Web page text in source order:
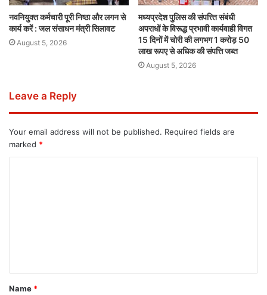
नवनियुक्त कर्मचारी पूरी निष्ठा और लगन से
कार्य करें : जल संसाधन मंत्री सिलावट
August 5, 2026
मध्यप्रदेश पुलिस की संपत्त्ति संबंधी
अपराधों के विरूद्ध प्रभावी कार्यवाही विगत
15 दिनों में चोरी की लगभग 1 करोड़ 50
लाख रूपए से अधिक की संपत्ति जब्‍त
August 5, 2026
Leave a Reply
Your email address will not be published. Required fields are
marked *
Name *